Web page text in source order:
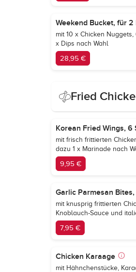
Weekend Bucket, für 2
mit 10 x Chicken
x Dips nach Wahl
28,95 €
Fried
Korean Fried Wings, 6
mit frisch frittierten
dazu 1 x Marinade nach
9,95 €
Garlic Parmesan
mit knusprig frittierten
Knoblauch-Sauce und
7,95 €
Chicken Karaage
mit Hähnchenstücke,